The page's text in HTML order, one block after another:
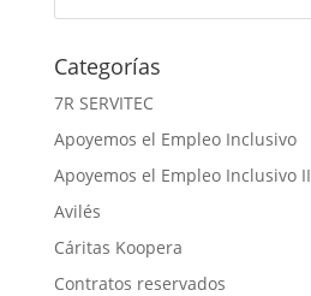
Categorías
7R SERVITEC
Apoyemos el Empleo Inclusivo
Apoyemos el Empleo Inclusivo II
Avilés
Cáritas Koopera
Contratos reservados